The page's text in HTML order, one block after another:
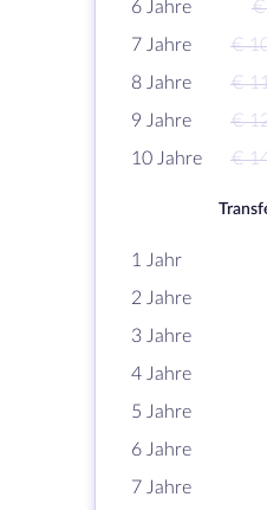
6 Jahre
€
7 Jahre
€
8 Jahre
€
9 Jahre
€
10 Jahre
€
1 Jahr
2 Jahre
3 Jahre
4 Jahre
5 Jahre
6 Jahre
7 Jahre